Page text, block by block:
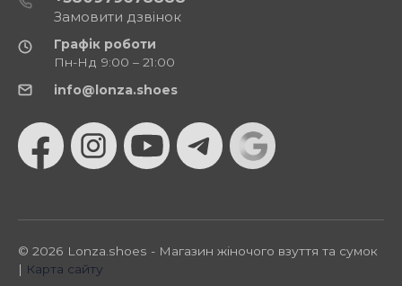
Замовити дзвінок
Графік роботи
Пн-Нд 9:00 – 21:00
info@lonza.shoes
© 2026 Lonza.shoes - Магазин жіночого взуття та сумок
| Карта сайту